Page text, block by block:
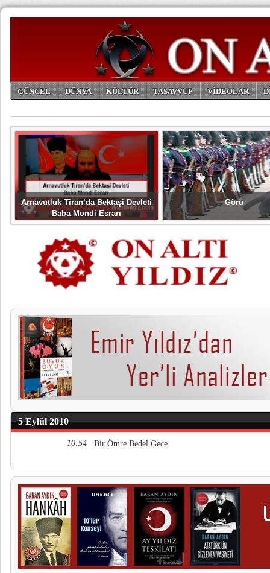
GÜNCEL DÜNYA KÜLTÜR TASAVVUF VİDEOLAR
Arnavutluk Tiran’da Bektaşi Devleti
Baba Mondi Esrarı
Görü
5 Eylül 2010
10:54 Bir Ömre Bedel Gece